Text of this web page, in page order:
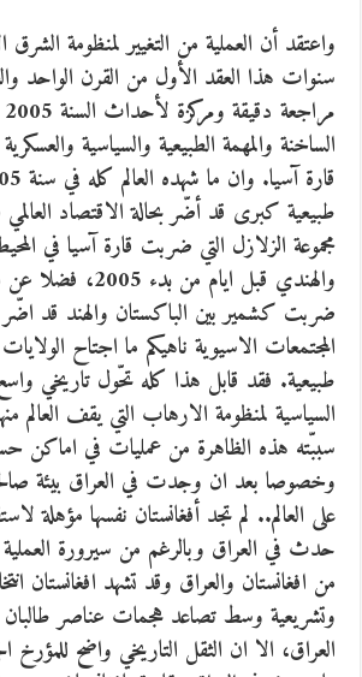
واعتقد أن العملية من التغيير لمنظومة
سنوات هذا العقد الأول من القرن الواحد
الساخنة والمهمة الطبيعية والسياسية
طبيعية كبرى قد أضّر بحالة الاقتصاد
مجموعة الزلازل التي ضربت قارة آسيا في
والهندي قبل ايام من
ضربت كشمير بين الباكستان والهند قد
المجتمعات الاسيوية ناهيكم ما اجتاح
طبيعية. فقد قابل هذا كله تحّول تاريخي
السياسية لمنظومة الارهاب التي يقف العالم
سببّته هذه الظاهرة من عمليات في اماكن
وخصوصا بعد ان وجدت في العراق بيئة صالحة
على العالم.. لم تجد أفغانستان نفسها مؤهلة
حدث في العراق وبالرغم من سيرورة
من افغانستان والعراق وقد تشهد افغانستان
وتشريعية وسط تصاعد هجمات عناصر
العراق، الا ان الثقل التاريخي واضح للمؤرخ